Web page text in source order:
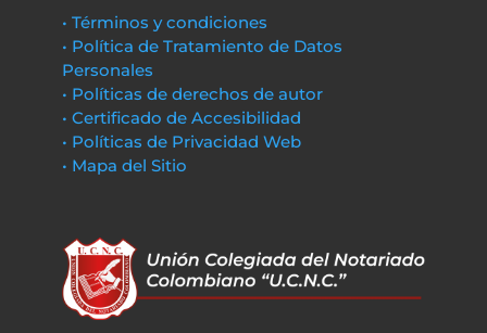
• Términos y condiciones
• Política de Tratamiento de Datos
Personales
• Políticas de derechos de autor
• Certificado de Accesibilidad
• Políticas de Privacidad Web
• Mapa del Sitio